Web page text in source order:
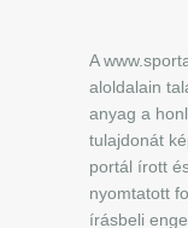
A
aloldalain
anyag a
tulajdonát
portál írott
nyomtatott
írásbeli